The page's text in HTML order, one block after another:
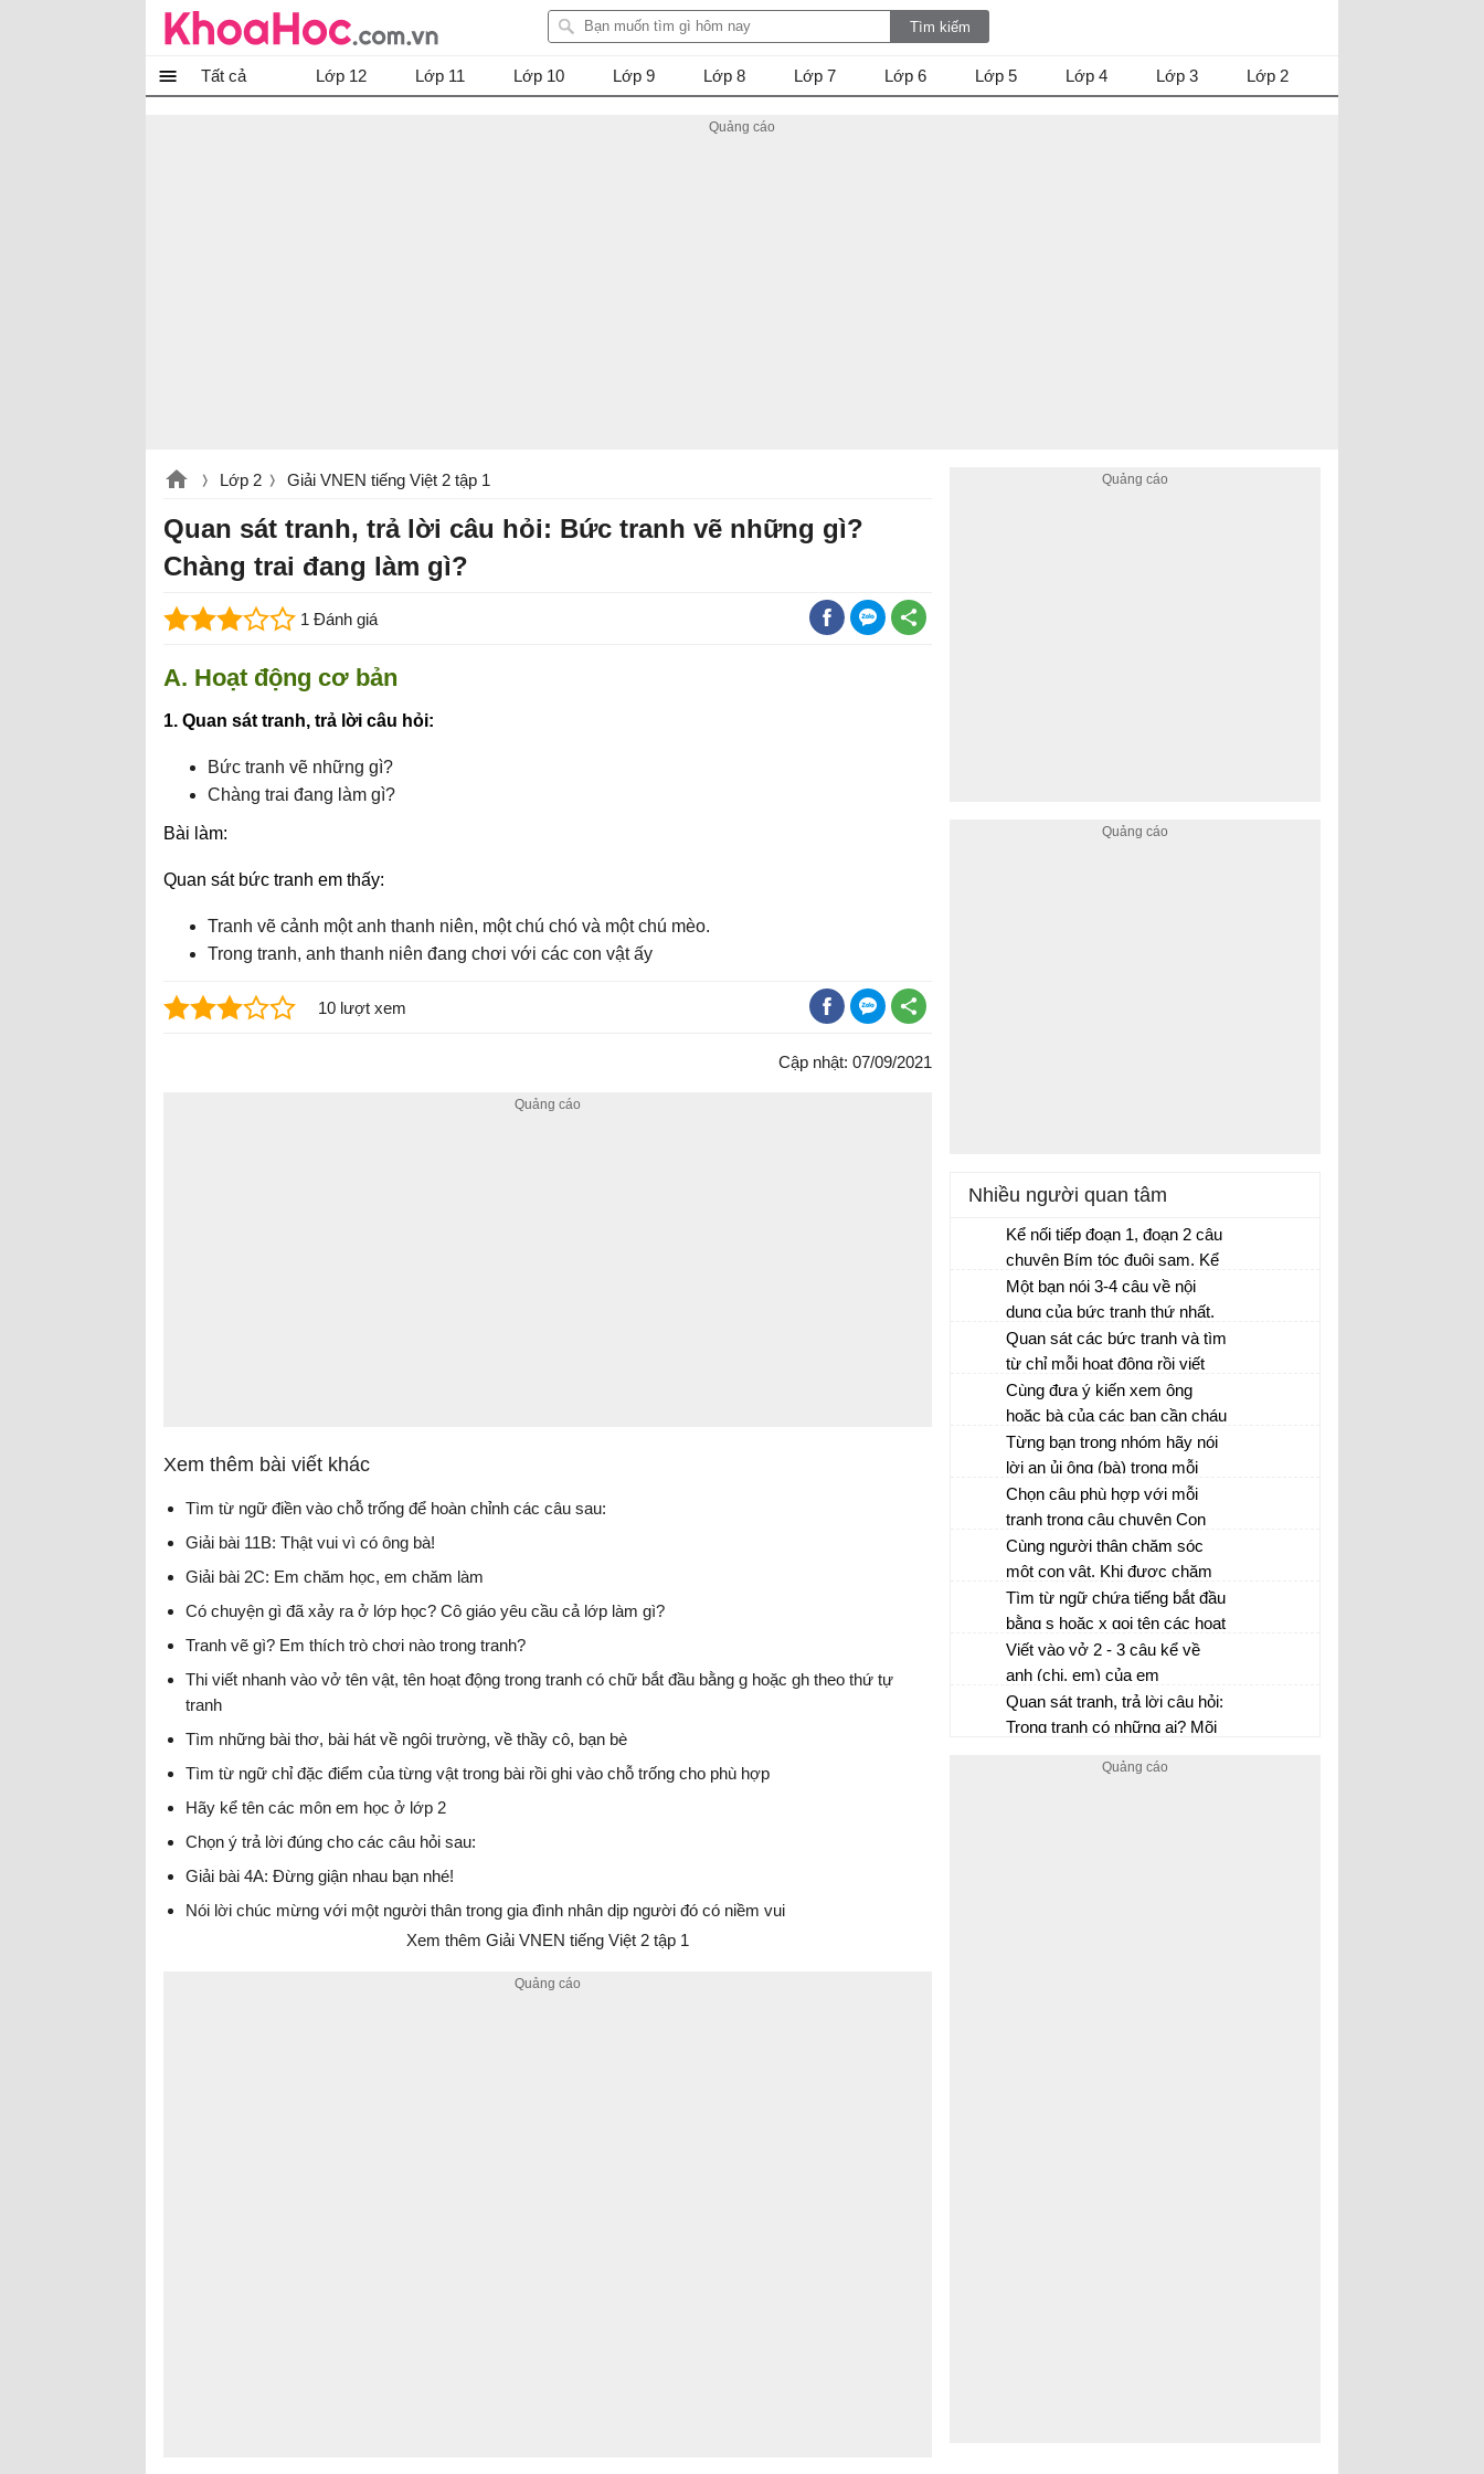
Tất cả Lớp 12 Lớp 11 Lớp 10 Lớp 9 Lớp 8 Lớp 7 Lớp 6 Lớp 5 Lớp 4 Lớp 3 Lớp 2
Lớp 2 Giải VNEN tiếng Việt 2 tập 1
Quan sát tranh, trả lời câu hỏi: Bức tranh vẽ những gì?
Chàng trai đang làm gì?
1 Đánh giá
A. Hoạt động cơ bản
1. Quan sát tranh, trả lời câu hỏi:
Bức tranh vẽ những gì?
Chàng trai đang làm gì?
Bài làm:
Quan sát bức tranh em thấy:
Tranh vẽ cảnh một anh thanh niên, một chú chó và một chú mèo.
Trong tranh, anh thanh niên đang chơi với các con vật ấy
10 lượt xem
Cập nhật: 07/09/2021
Xem thêm bài viết khác
Tìm từ ngữ điền vào chỗ trống để hoàn chỉnh các câu sau:
Giải bài 11B: Thật vui vì có ông bà!
Giải bài 2C: Em chăm học, em chăm làm
Có chuyện gì đã xảy ra ở lớp học? Cô giáo yêu cầu cả lớp làm gì?
Tranh vẽ gì? Em thích trò chơi nào trong tranh?
Thi viết nhanh vào vở tên vật, tên hoạt động trong tranh có chữ bắt đầu bằng g hoặc gh theo thứ tự
tranh
Tìm những bài thơ, bài hát về ngôi trường, về thầy cô, bạn bè
Tìm từ ngữ chỉ đặc điểm của từng vật trong bài rồi ghi vào chỗ trống cho phù hợp
Hãy kể tên các môn em học ở lớp 2
Chọn ý trả lời đúng cho các câu hỏi sau:
Giải bài 4A: Đừng giận nhau bạn nhé!
Nói lời chúc mừng với một người thân trong gia đình nhân dịp người đó có niềm vui
Xem thêm Giải VNEN tiếng Việt 2 tập 1
Nhiều người quan tâm
Kể nối tiếp đoạn 1, đoạn 2 câu
chuyện Bím tóc đuôi sam. Kể
nối tiếp đoạn 3, đoạn 4 câu
chuyện Bím tóc đuôi sam
Một bạn nói 3-4 câu về nội
dung của bức tranh thứ nhất,
một bạn nói 3 - 4 câu về bức
tranh thứ hai dưới đây:
Quan sát các bức tranh và tìm
từ chỉ mỗi hoạt động rồi viết
vào vở:
Cùng đưa ý kiến xem ông
hoặc bà của các bạn cần cháu
làm gì trong mỗi tình huống
sau:
Từng bạn trong nhóm hãy nói
lời an ủi ông (bà) trong mỗi
tình huống dưới đây:
Chọn câu phù hợp với mỗi
tranh trong câu chuyện Con
chó nhà hàng xóm
Cùng người thân chăm sóc
một con vật. Khi được chăm
sóc, em thấy con vật như thế
nào?
Tìm từ ngữ chứa tiếng bắt đầu
bằng s hoặc x gọi tên các hoạt
động sau:
Viết vào vở 2 - 3 câu kể về
anh (chị, em) của em
Quan sát tranh, trả lời câu hỏi:
Trong tranh có những ai? Mõi